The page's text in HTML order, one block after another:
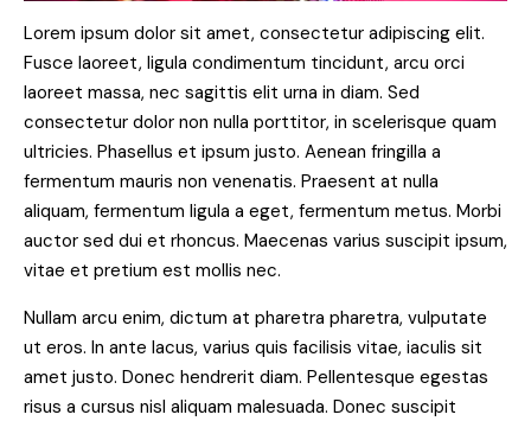
Lorem ipsum dolor sit amet, consectetur adipiscing elit.
Fusce laoreet, ligula condimentum tincidunt, arcu orci
laoreet massa, nec sagittis elit urna in diam. Sed
consectetur dolor non nulla porttitor, in scelerisque quam
ultricies. Phasellus et ipsum justo. Aenean fringilla a
fermentum mauris non venenatis. Praesent at nulla
aliquam, fermentum ligula a eget, fermentum metus. Morbi
auctor sed dui et rhoncus. Maecenas varius suscipit ipsum,
vitae et pretium est mollis nec.
Nullam arcu enim, dictum at pharetra pharetra, vulputate
ut eros. In ante lacus, varius quis facilisis vitae, iaculis sit
amet justo. Donec hendrerit diam. Pellentesque egestas
risus a cursus nisl aliquam malesuada. Donec suscipit